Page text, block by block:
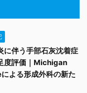
に伴う手部石灰沈着症
度評価｜Michigan
よる形成外科の新た